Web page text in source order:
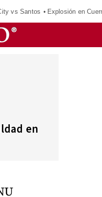
vs Santos Explosión en
en